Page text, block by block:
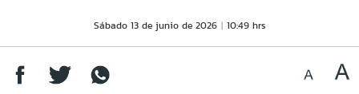
Sábado 13 de junio de 2026 10:49 hrs